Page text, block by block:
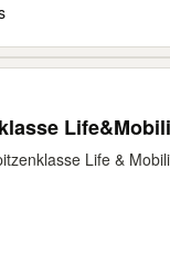
Elektromobil der
Life &